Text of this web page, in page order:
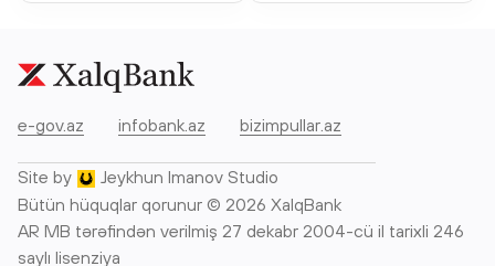
e-gov.az infobank.az bizimpullar.az
Site by
Jeykhun Imanov Studio
Bütün hüquqlar qorunur © 2026 XalqBank
AR MB tərəfindən verilmiş 27 dekabr 2004-cü il tarixli 246
saylı lisenziya